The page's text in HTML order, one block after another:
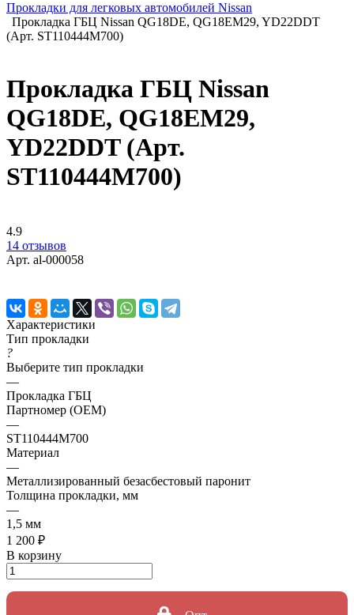
Прокладки для легковых автомобилей Nissan
Прокладка ГБЦ Nissan QG18DE, QG18EM29, YD22DDT
(Арт. ST110444M700)
Прокладка ГБЦ Nissan
QG18DE, QG18EM29,
YD22DDT (Арт.
ST110444M700)
4.9
14 отзывов
Арт. al-000058
Характеристики
Тип прокладки
?
Выберите тип прокладки
—
Прокладка ГБЦ
Партномер (OEM)
—
ST110444M700
Материал
—
Металлизированный безасбестовый паронит
Толщина прокладки, мм
—
1,5 мм
1 200 ₽
В корзину